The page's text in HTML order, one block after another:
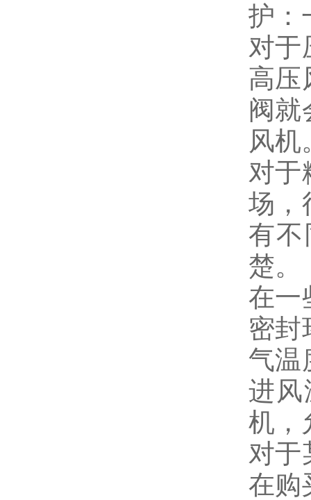
护：
对于
高压
阀就
风机
对于
场，
有
楚。
在一
密封
气温
进风
机，
对于
在购